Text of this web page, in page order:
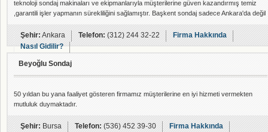
teknoloji sondaj makinaları ve ekipmanlarıyla müşterilerine güven kazandırmış temiz
,garantili işler yapmanın sürekliliğini sağlamıştır. Başkent sondaj sadece Ankara'da değil
sondaj suyuna ihtiyaç duyulan Türkiye'nin her yerinde hizmet vermektedir.
Masraflarınızın boşa gitmemesi için bizi aramaktan çekinmeyiniz. SU HERŞEYİN
ÖZÜ'DÜR!
Şehir:Ankara Telefon:(312) 244 32-22
Firma Hakkında
Nasıl Gidilir?
Beyoğlu Sondaj
50 yıldan bu yana faaliyet gösteren firmamız müşterilerine en iyi hizmeti vermekten
mutluluk duymaktadır.
Şehir:Bursa Telefon:(536) 452 39-30
Firma Hakkında